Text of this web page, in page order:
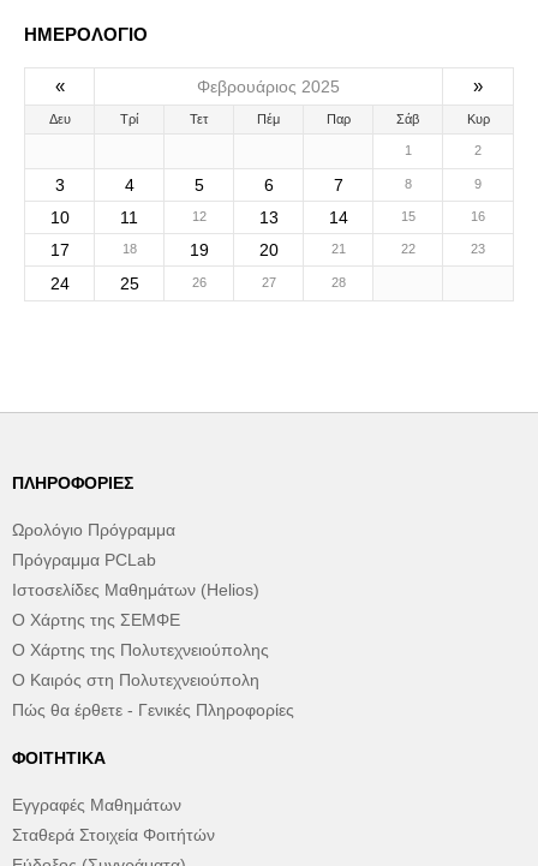
ΗΜΕΡΟΛΟΓΙΟ
« Φεβρουάριος 2025 »
Δευ Τρί Τετ Πέμ Παρ Σάβ Κυρ
1 2
3 4 5 6 7 8 9
10 11 12 13 14 15 16
17 18 19 20 21 22 23
24 25 26 27 28
ΠΛΗΡΟΦΟΡΊΕΣ
Ωρολόγιο Πρόγραμμα
Πρόγραμμα PCLab
Ιστοσελίδες Μαθημάτων (Helios)
Ο Χάρτης της ΣΕΜΦΕ
Ο Χάρτης της Πολυτεχνειούπολης
Ο Καιρός στη Πολυτεχνειούπολη
Πώς θα έρθετε - Γενικές Πληροφορίες
ΦΟΙΤΗΤΙΚΆ
Εγγραφές Μαθημάτων
Σταθερά Στοιχεία Φοιτήτών